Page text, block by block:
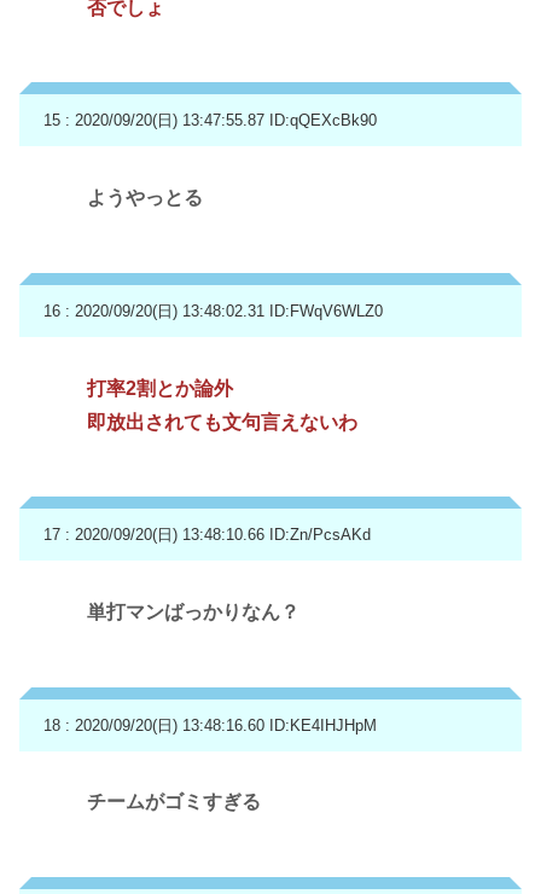
否でしょ
15 : 2020/09/20(日) 13:47:55.87 ID:qQEXcBk90
ようやっとる
16 : 2020/09/20(日) 13:48:02.31 ID:FWqV6WLZ0
打率2割とか論外
即放出されても文句言えないわ
17 : 2020/09/20(日) 13:48:10.66 ID:Zn/PcsAKd
単打マンばっかりなん？
18 : 2020/09/20(日) 13:48:16.60 ID:KE4IHJHpM
チームがゴミすぎる